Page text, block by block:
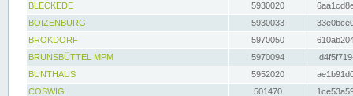
BLECKEDE
5930020
BOIZENBURG
5930033
BROKDORF
5970050
BRUNSBÜTTEL MPM
5970094
BUNTHAUS
5952020
COSWIG
501470